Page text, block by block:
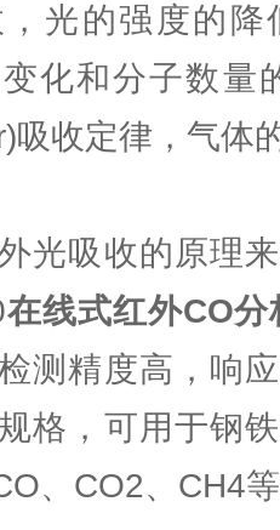
光的强度的降
化和分子数量
吸收定律，气体
光吸收的原理
在线式红外CO分
测精度高，响
格，可用于钢
、CO2、CH4